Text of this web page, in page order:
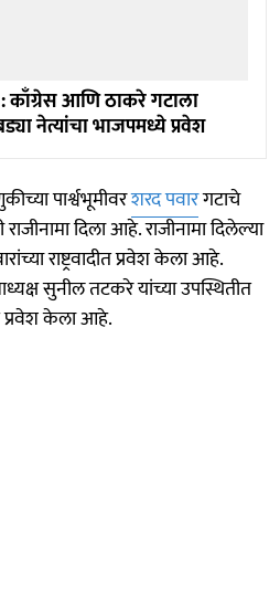
आणि ठाकरे गटाला
नेत्यांचा भाजपमध्ये प्रवेश
पार्श्वभूमीवरशरद पवारगटाचे
दिला आहे. राजीनामा दिलेल्या
राष्ट्रवादीत प्रवेश केला आहे.
सुनील तटकरे यांच्या उपस्थितीत
प्रवेश केला आहे.